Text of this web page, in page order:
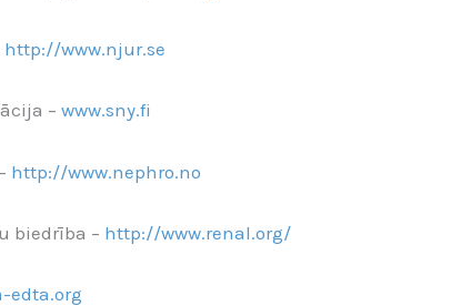
http://www.njur.se
–www.sny.fi
http://www.nephro.no
biedrība – http://www.renal.org/
edta.org